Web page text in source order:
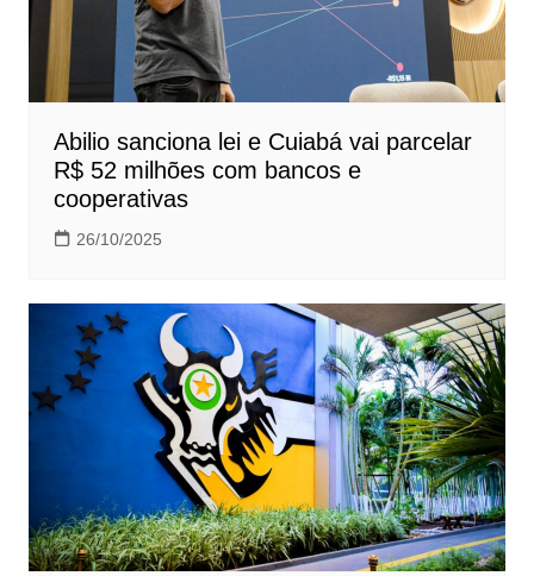
Abilio sanciona lei e Cuiabá vai parcelar
R$ 52 milhões com bancos e
cooperativas
26/10/2025